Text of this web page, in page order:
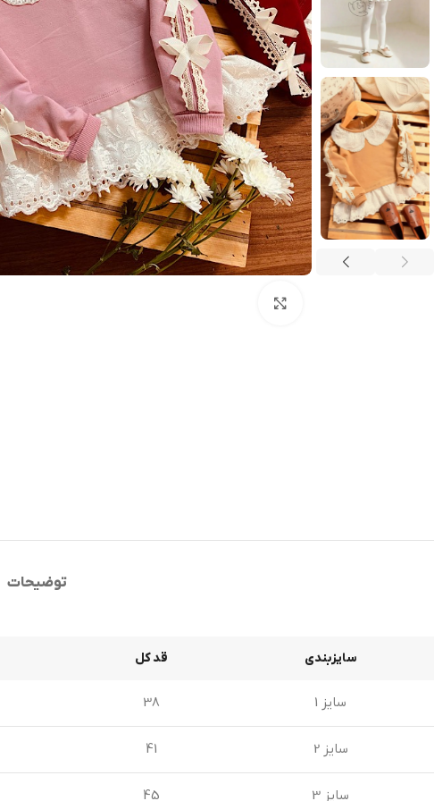
توضیحات
سایزبندی قد کل
سایز 1 38
سایز 2 41
سایز 3 45